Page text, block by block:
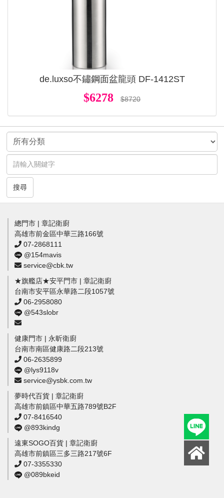
de.luxso不鏽鋼面盆龍頭 DF-1412ST
$6278 $8720
搜尋
總門市 | 章記衛廚
高雄市前金區中華三路166號
07-2868111
@154mavis
service@cbk.tw
★旗艦店★安平門市 | 章記衛廚
台南市安平區永華路二段1057號
06-2958080
@543slobr
健康門市 | 永昕衛廚
台南市南區健康路二段213號
06-2635899
@lys9118v
service@ysbk.com.tw
夢時代百貨 | 章記衛廚
高雄市前鎮區中華五路789號B2F
07-8416540
@893kindg
遠東SOGO百貨 | 章記衛廚
高雄市前鎮區三多三路217號6F
07-3355330
@089bkeid